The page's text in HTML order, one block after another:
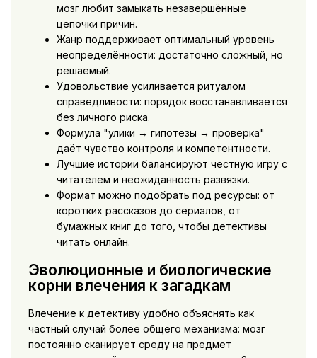
мозг любит замыкать незавершённые
цепочки причин.
Жанр поддерживает оптимальный уровень
неопределённости: достаточно сложный, но
решаемый.
Удовольствие усиливается ритуалом
справедливости: порядок восстанавливается
без личного риска.
Формула "улики → гипотезы → проверка"
даёт чувство контроля и компетентности.
Лучшие истории балансируют честную игру с
читателем и неожиданность развязки.
Формат можно подобрать под ресурсы: от
коротких рассказов до сериалов, от
бумажных книг до того, чтобы детективы
читать онлайн.
Эволюционные и биологические
корни влечения к загадкам
Влечение к детективу удобно объяснять как
частный случай более общего механизма: мозг
постоянно сканирует среду на предмет